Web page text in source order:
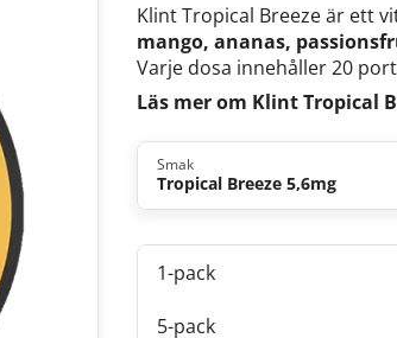
Klint Tropical Breeze är ett
mango, ananas,
Varje dosa innehåller 20
Läs mer om Klint Tropical
Smak
Tropical Breeze 5,6mg
1-pack
5-pack